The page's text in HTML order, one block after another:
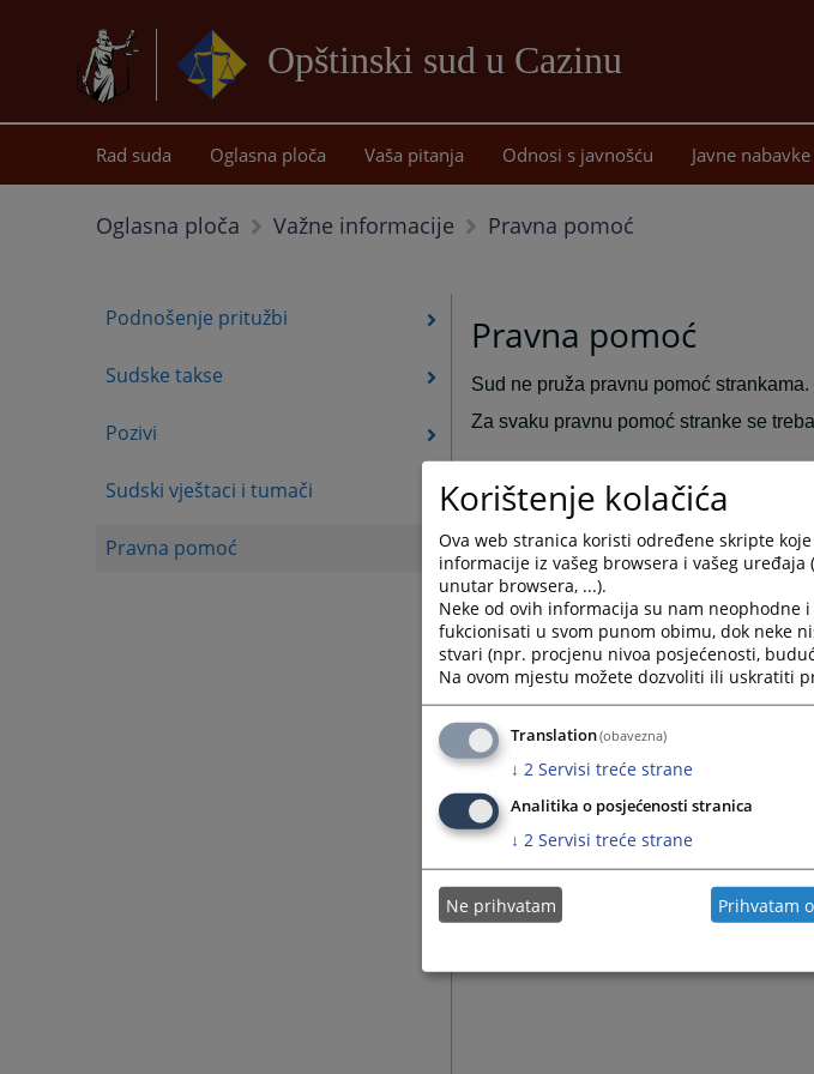
Opštinski sud u Cazinu
sadržaj
Rad suda Oglasna ploča Vaša pitanja Odnosi s javnošću Javne nabavke
Oglasna ploča Važne informacije Pravna pomoć
Podnošenje pritužbi
Sudske takse
Pozivi
Sudski vještaci i tumači
Pravna pomoć
Pravna pomoć
Sud ne pruža pravnu pomoć strankama.
Za svaku pravnu pomoć stranke se
Korištenje kolačića
Ova web stranica koristi određene skripte
informacije iz vašeg browsera i vašeg
unutar browsera, ...).
Neke od ovih informacija su nam neophodne
fukcionisati u svom punom obimu, dok neke
stvari (npr. procjenu nivoa posjećenosti,
Na ovom mjestu možete dozvoliti ili uskratiti
Translation(obavezna)
↓ 2 Servisi treće strane
Analitika o posjećenosti stranica
↓ 2 Servisi treće strane
Ne prihvatam Prihvatam